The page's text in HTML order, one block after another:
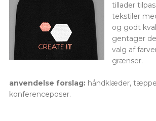
tillader
tekstiler
og godt
gentager
valg af
grænser.
anvendelse forslag:håndklæder,
konferenceposer.